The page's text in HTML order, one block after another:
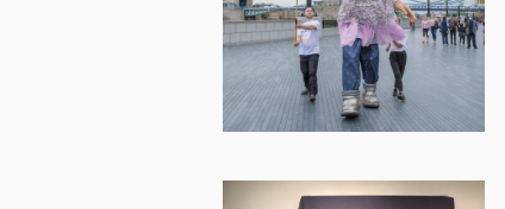
из Сирии в Европу